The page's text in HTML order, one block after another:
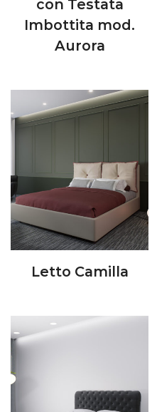
con Testata
Imbottita mod.
Aurora
Letto Camilla